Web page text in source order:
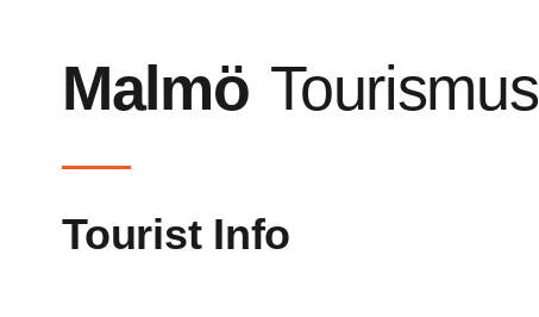
Malmö Tourismus
Tourist Info